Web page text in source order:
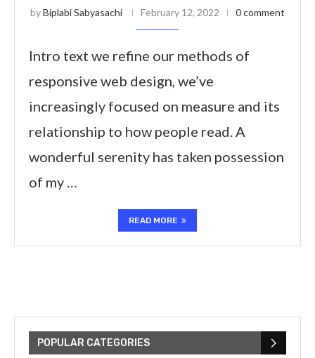
byBiplabi Sabyasachi February 12, 2022 0 comment
Intro text we refine our methods of
responsive web design, we’ve
increasingly focused on measure and its
relationship to how people read. A
wonderful serenity has taken possession
of my …
READ MORE
POPULAR CATEGORIES